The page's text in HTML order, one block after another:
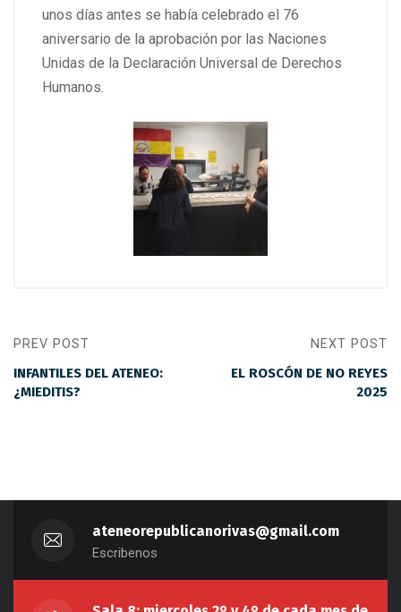
unos días antes se había celebrado el 76
aniversario de la aprobación por las Naciones
Unidas de la Declaración Universal de Derechos
Humanos.
PREV POST
INFANTILES DEL ATENEO:
¿MIEDITIS?
NEXT POST
EL ROSCÓN DE NO REYES
2025
ateneorepublicanorivas@gmail.com
Escribenos